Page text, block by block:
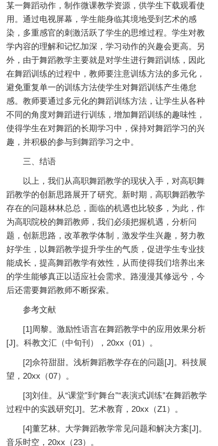
某一舞蹈动作，制作微课教学资源，供学生下载观看使
用。通过电视屏幕，学生能身临其境地受到艺术的感
染，多重感官的刺激活跃了学生的思维过程。学生对教
学内容的理解和记忆加深，学习动作的兴趣会更高。另
外，由于舞蹈教学主要就是对学生进行舞蹈训练，因此
在舞蹈训练的过程中，教师要注意训练方法的多元化，
避免重复单一的训练方法使学生对舞蹈训练产生倦怠
感。教师要通过多元化的舞蹈训练方法，让学生从各种
不同的角度对舞蹈进行训练，增加舞蹈训练的趣味性，
使得学生在对舞蹈的长期学习中，保持对舞蹈学习的兴
趣，并积极的参与到舞蹈学习之中。
三、结语
以上，我们从高职舞蹈教学的现状入手，对高职舞
蹈教学的创新思路展开了研究。新时期，高职舞蹈教学
存在的问题林林总总，面临的机遇也比较多，为此，作
为高职院校的舞蹈教师，我们必须把握机遇，分析问
题，创新思路，改革教学体制，激发学生兴趣，努力教
好学生，以舞蹈教学提升学生的气质，促进学生专业技
能成长，提高舞蹈教学有效性，从而使得我们培养出来
的学生能够真正以适应社会需求。路漫漫其修远兮，今
后还需要舞蹈教师不断探索。
参考文献
[1]周黎。激励性语言在舞蹈教学中的应用效果分析
[J]。科教文汇（中旬刊），20xx（01）。
[2]佘符甜甜。浅析舞蹈教学存在的问题[J]。科技展
望，20xx（07）。
[3]刘佳。从“课堂”到“舞台”“表演式训练”在舞蹈教学
过程中的实践研究[J]。艺术教育，20xx（Z1）。
[4]董艺林。大学舞蹈教学常见问题和解决方案[J]。
音乐时空，20xx（23）。